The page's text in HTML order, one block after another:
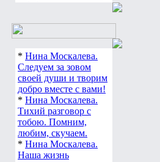
* Нина Москалева.
Следуем за зовом
своей души и творим
добро вместе с вами!
* Нина Москалева.
Тихий разговор с
тобою. Помним,
любим, скучаем.
* Нина Москалева.
Наша жизнь